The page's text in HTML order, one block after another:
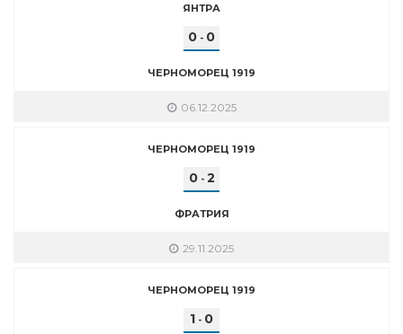
ЯНТРА
0 - 0
ЧЕРНОМОРЕЦ 1919
06.12.2025
ЧЕРНОМОРЕЦ 1919
0- 2
ФРАТРИЯ
29.11.2025
ЧЕРНОМОРЕЦ 1919
1 - 0